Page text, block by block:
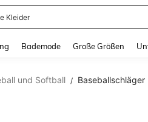
Damen
Bademode Große Größen
und Softball / Baseballschläger